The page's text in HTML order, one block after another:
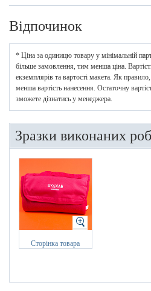
Відпочинок
* Ціна за одиницю товару у мінімальній
більше замовлення, тим менша ціна.
екземплярів та вартості макета. Як
менша вартість нанесення. Остаточну
зможете дізнатись у менеджера.
Зразки виконаних
Сторінка товара